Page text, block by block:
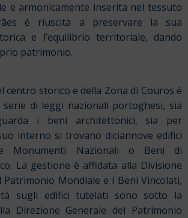
e armonicamente inserita nel tessuto
è riuscita a preservare la sua
e l’equilibrio territoriale, dando
patrimonio.
centro storico e della Zona di Couros è
di leggi nazionali portoghesi, sia
i beni architettonici, sia per
interno si trovano diciannove edifici
Monumenti Nazionali o Beni di
La gestione è affidata alla Divisione
Patrimonio Mondiale e i Beni Vincolati,
sugli edifici tutelati sono sotto la
Direzione Generale del Patrimonio